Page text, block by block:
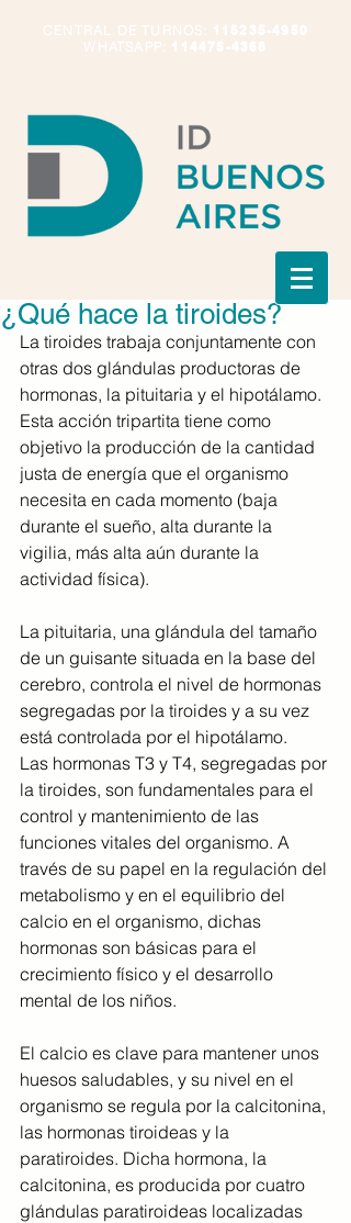
¿Qué hace la tiroides?
La tiroides trabaja conjuntamente con
otras dos glándulas productoras de
hormonas, la pituitaria y el hipotálamo.
Esta acción tripartita tiene como
objetivo la producción de la cantidad
justa de energía que el organismo
necesita en cada momento (baja
durante el sueño, alta durante la
vigilia, más alta aún durante la
actividad física).
La pituitaria, una glándula del tamaño
de un guisante situada en la base del
cerebro, controla el nivel de hormonas
segregadas por la tiroides y a su vez
está controlada por el hipotálamo.
Las hormonas T3 y T4, segregadas por
la tiroides, son fundamentales para el
control y mantenimiento de las
funciones vitales del organismo. A
través de su papel en la regulación del
metabolismo y en el equilibrio del
calcio en el organismo, dichas
hormonas son básicas para el
crecimiento físico y el desarrollo
mental de los niños.
El calcio es clave para mantener unos
huesos saludables, y su nivel en el
organismo se regula por la calcitonina,
las hormonas tiroideas y la
paratiroides. Dicha hormona, la
calcitonina, es producida por cuatro
glándulas paratiroideas localizadas